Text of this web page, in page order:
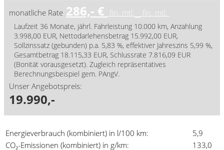
monatliche Rate 286,- € fin. mtl. fin. mtl.
Laufzeit 36 Monate, jährl. Fahrleistung 10.000 km, Anzahlung
3.998,00 EUR, Nettodarlehensbetrag 15.992,00 EUR,
Sollzinssatz (gebunden) p.a. 5,83 %, effektiver Jahreszins 5,99 %,
Gesamtbetrag 18.115,33 EUR, Schlussrate 7.816,09 EUR
(Bonität vorausgesetzt). Zugleich repräsentatives
Berechnungsbeispiel gem. PAngV.
Unser Angebotspreis:
19.990,-
Energieverbrauch (kombiniert) in l/100 km:
5,9
CO₂-Emissionen (kombiniert) in g/km:
133,0